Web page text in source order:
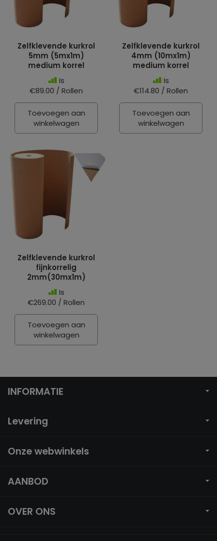
Zelfklevende kurkrol
5mm (5mx1m)
medium korrel
Is
€89.00 / Rollen
Toevoegen aan
winkelwagen
Zelfklevende kurkrol
4mm (10mx1m)
medium korrel
Is
€114.80 / Rollen
Toevoegen aan
winkelwagen
Zelfklevende kurkrol
fijnkorrelig
2mm(30mx1m)
Is
€269.00 / Rollen
Toevoegen aan
winkelwagen
INFORMATIE
Levering
Onze webwinkels
AANBOD
OVER ONS